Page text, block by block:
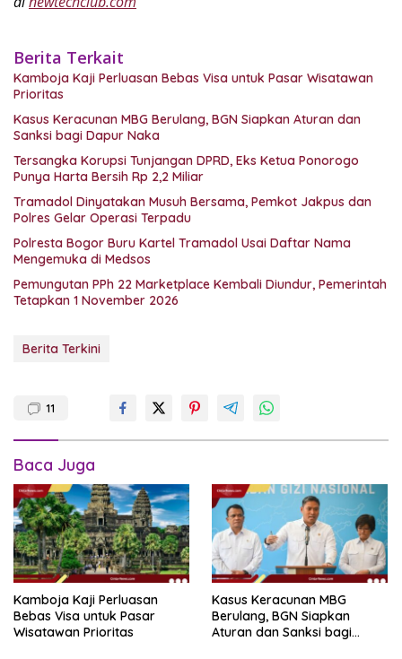
Berita Terkait
Kamboja Kaji Perluasan Bebas Visa untuk Pasar Wisatawan
Prioritas
Kasus Keracunan MBG Berulang, BGN Siapkan Aturan dan
Sanksi bagi Dapur Naka
Tersangka Korupsi Tunjangan DPRD, Eks Ketua Ponorogo
Punya Harta Bersih Rp 2,2 Miliar
Tramadol Dinyatakan Musuh Bersama, Pemkot Jakpus dan
Polres Gelar Operasi Terpadu
Polresta Bogor Buru Kartel Tramadol Usai Daftar Nama
Mengemuka di Medsos
Pemungutan PPh 22 Marketplace Kembali Diundur, Pemerintah
Tetapkan 1 November 2026
Berita Terkini
11
Baca Juga
Kamboja Kaji Perluasan
Bebas Visa untuk Pasar
Wisatawan Prioritas
Kasus Keracunan MBG
Berulang, BGN Siapkan
Aturan dan Sanksi bagi